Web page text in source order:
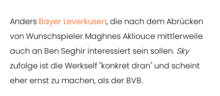
Anders Bayer Leverkusen, die nach dem Abrücken
von Wunschspieler Maghnes Akliouce mittlerweile
auch an Ben Seghir interessiert sein sollen. Sky
zufolge ist die Werkself "konkret dran" und scheint
eher ernst zu machen, als der BVB.